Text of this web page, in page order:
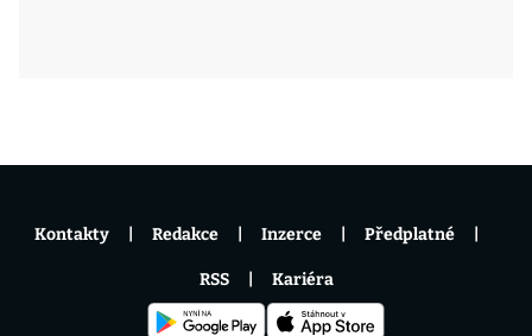
Kontakty Redakce Inzerce Předplatné
RSS Kariéra